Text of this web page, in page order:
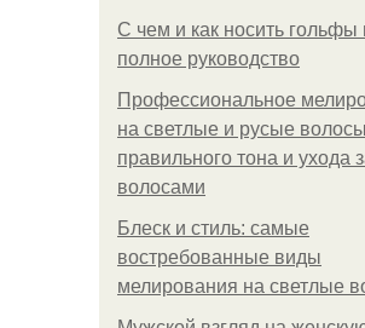
С чем и как носить гольфы
полное руководство
Профессиональное
на светлые и русые
правильного тона и ухода
волосами
Блеск и стиль: самые
востребованные виды
мелирования на светлые